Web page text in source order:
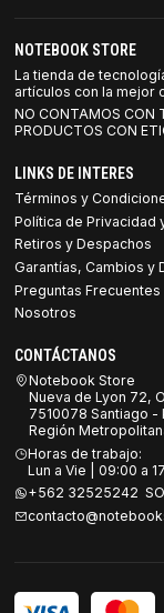
NOTEBOOK STORE
La tienda de
artículos con la mejor
NO CONTAMOS CON
PRODUCTOS CON
LINKS DE INTERES
Términos y
Política de Privacidad
Retiros y Despachos
Garantías, Cambios y
Preguntas Frecuentes
Nosotros
CONTÁCTANOS
Notebook Store
Nueva de Lyon 72,
7510078 Santiago -
Región
Horas de trabajo:
Lun a Vie | 09:00 a
+562 32525242